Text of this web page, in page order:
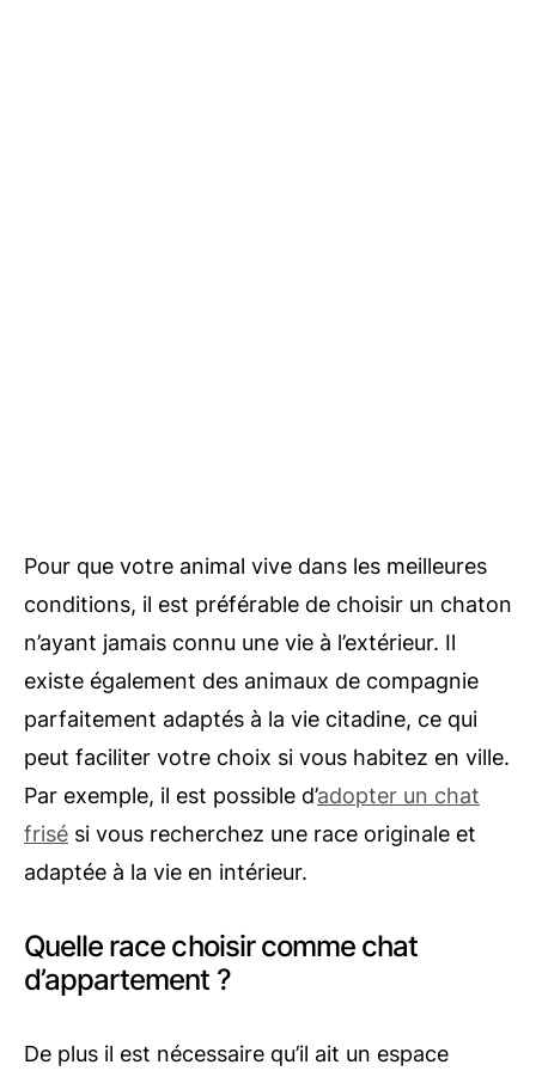
Pour que votre animal vive dans les meilleures
conditions, il est préférable de choisir un chaton
n’ayant jamais connu une vie à l’extérieur. Il
existe également des animaux de compagnie
parfaitement adaptés à la vie citadine, ce qui
peut faciliter votre choix si vous habitez en ville.
Par exemple, il est possible d’adopter un chat
frisé si vous recherchez une race originale et
adaptée à la vie en intérieur.
Quelle race choisir comme chat
d’appartement ?
De plus il est nécessaire qu’il ait un espace